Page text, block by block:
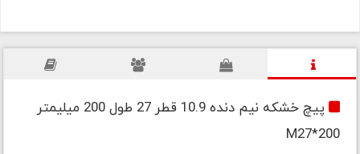
پیچ خشکه نیم دنده 10.9 قطر 27 طول 200 میلیمتر
M27*200